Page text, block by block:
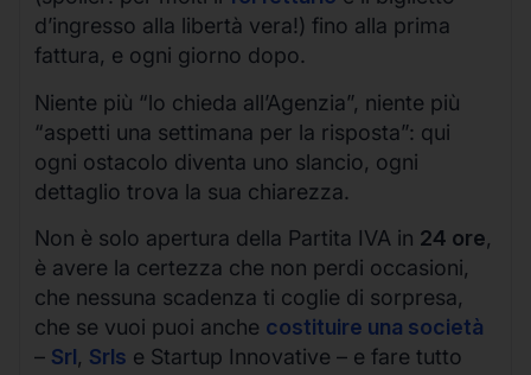
d’ingresso alla libertà vera!) fino alla prima
fattura, e ogni giorno dopo.
Niente più “lo chieda all’Agenzia”, niente più
“aspetti una settimana per la risposta”: qui
ogni ostacolo diventa uno slancio, ogni
dettaglio trova la sua chiarezza.
Non è solo apertura della Partita IVA in 24 ore,
è avere la certezza che non perdi occasioni,
che nessuna scadenza ti coglie di sorpresa,
che se vuoi puoi anche costituire una società
– Srl, Srls e Startup Innovative – e fare tutto